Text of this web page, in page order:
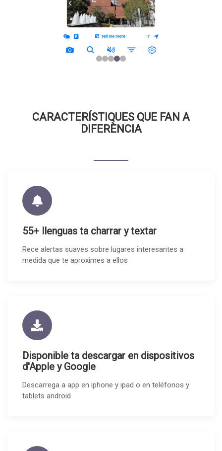
CARACTERÍSTIQUES QUE FAN A
DIFERÈNCIA
55+ llenguas ta charrar y textar
Rece alertas suaves sobre lugares interesantes a
medida que te aproximes a ellos
Disponible ta descargar en dispositivos
d'Apple y Google
Descarrega a app en iphone y ipad o en teléfonos y
tablets android